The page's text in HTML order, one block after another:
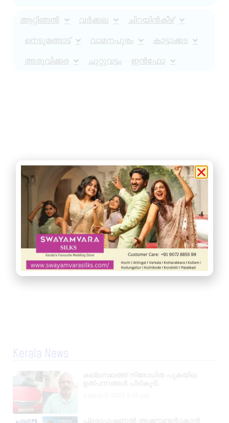
ആറ്റിങ്ങൽ വർക്കല ചിറയിൻകീഴ്
നെടുമങ്ങാട് വാമനപുരം കാട്ടാക്കട
അരുവിക്കര ചുറ്റുവട്ടം ഇൻഫോ
Kerala News
കല്ലമ്പലത്ത് നിരോധിത പുകയില
ഉത്പന്നങ്ങൾ പിടികൂടി.
പ്രൊഫഷണൽ അക്കൗണ്ടന്റാകാൻ